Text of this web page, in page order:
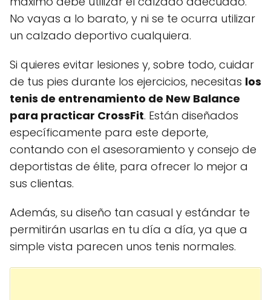
No vayas a lo barato, y ni se te ocurra utilizar
un calzado deportivo cualquiera.
Si quieres evitar lesiones y, sobre todo, cuidar
de tus pies durante los ejercicios, necesitas los
tenis de entrenamiento de New Balance
para practicar CrossFit. Están diseñados
específicamente para este deporte,
contando con el asesoramiento y consejo de
deportistas de élite, para ofrecer lo mejor a
sus clientas.
Además, su diseño tan casual y estándar te
permitirán usarlas en tu día a día, ya que a
simple vista parecen unos tenis normales.